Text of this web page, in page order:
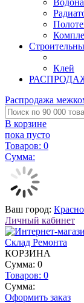
Клей
Распродажа
В корзине
пока пусто
Товаров: 0
Сумма:
Ваш город:
Личный кабинет
КОРЗИНА
Сумма: 0
Товаров: 0
Сумма:
Оформить заказ